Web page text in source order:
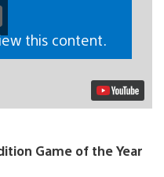
this content.
Game of the Year